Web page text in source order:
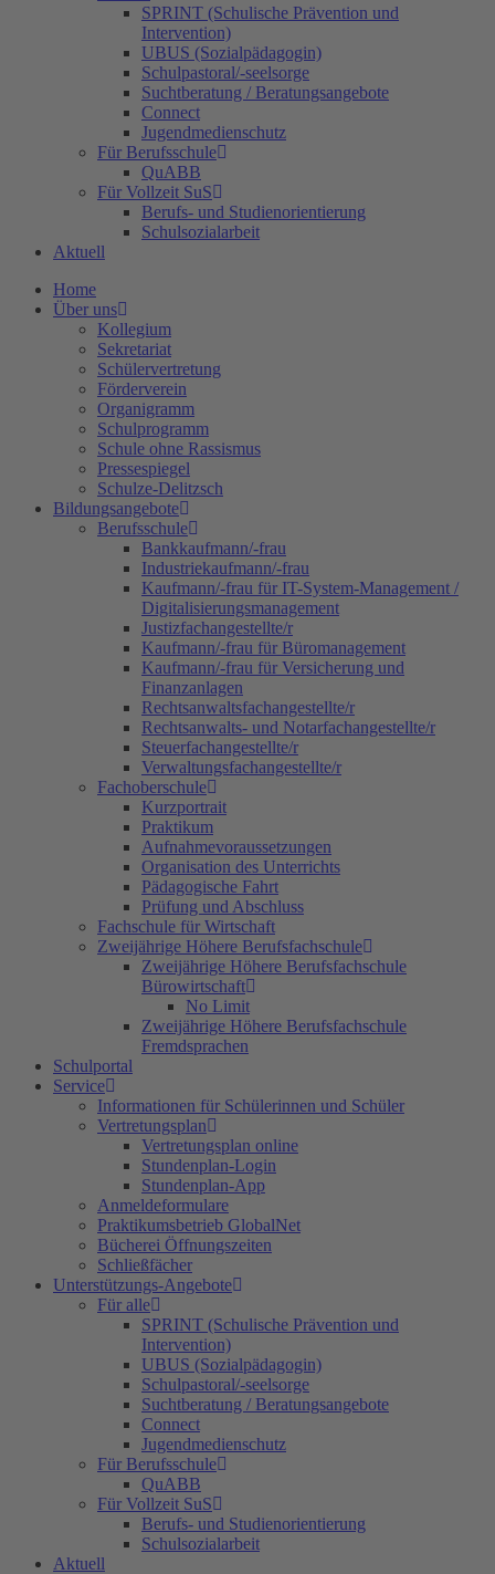
SPRINT (Schulische Prävention und
Intervention)
UBUS (Sozialpädagogin)
Schulpastoral/-seelsorge
Suchtberatung / Beratungsangebote
Connect
Jugendmedienschutz
Für Berufsschule
QuABB
Für Vollzeit SuS
Berufs- und Studienorientierung
Schulsozialarbeit
Aktuell
Home
Über uns
Kollegium
Sekretariat
Schülervertretung
Förderverein
Organigramm
Schulprogramm
Schule ohne Rassismus
Pressespiegel
Schulze-Delitzsch
Bildungsangebote
Berufsschule
Bankkaufmann/-frau
Industriekaufmann/-frau
Kaufmann/-frau für IT-System-Management /
Digitalisierungsmanagement
Justizfachangestellte/r
Kaufmann/-frau für Büromanagement
Kaufmann/-frau für Versicherung und
Finanzanlagen
Rechtsanwaltsfachangestellte/r
Rechtsanwalts- und Notarfachangestellte/r
Steuerfachangestellte/r
Verwaltungsfachangestellte/r
Fachoberschule
Kurzportrait
Praktikum
Aufnahmevoraussetzungen
Organisation des Unterrichts
Pädagogische Fahrt
Prüfung und Abschluss
Fachschule für Wirtschaft
Zweijährige Höhere Berufsfachschule
Zweijährige Höhere Berufsfachschule
Bürowirtschaft
No Limit
Zweijährige Höhere Berufsfachschule
Fremdsprachen
Schulportal
Service
Informationen für Schülerinnen und Schüler
Vertretungsplan
Vertretungsplan online
Stundenplan-Login
Stundenplan-App
Anmeldeformulare
Praktikumsbetrieb GlobalNet
Bücherei Öffnungszeiten
Schließfächer
Unterstützungs-Angebote
Für alle
SPRINT (Schulische Prävention und
Intervention)
UBUS (Sozialpädagogin)
Schulpastoral/-seelsorge
Suchtberatung / Beratungsangebote
Connect
Jugendmedienschutz
Für Berufsschule
QuABB
Für Vollzeit SuS
Berufs- und Studienorientierung
Schulsozialarbeit
Aktuell